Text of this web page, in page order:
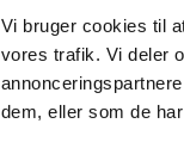
Vi bruger cookies til
vores trafik. Vi deler
dem, eller som de